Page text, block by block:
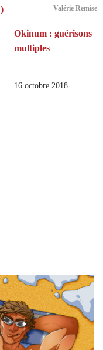
Valérie Remise
Okinum : guérisons
multiples
16 octobre 2018